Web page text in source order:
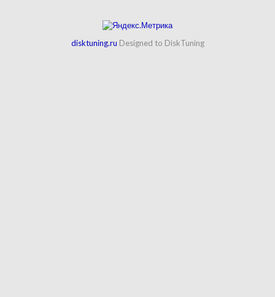
disktuning.ru Designed to DiskTuning